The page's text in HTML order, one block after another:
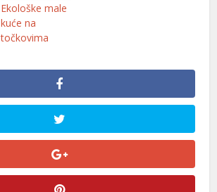
Ekološke male
kuće na
točkovima